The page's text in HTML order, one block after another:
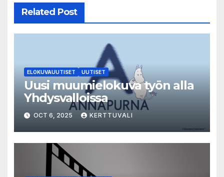
Related Post
ELOKUVAUUTISET UUTISET
Uusi muumielokuva työn alla
Yhdysvalloissa
OCT 6, 2025 KERTTUVALI